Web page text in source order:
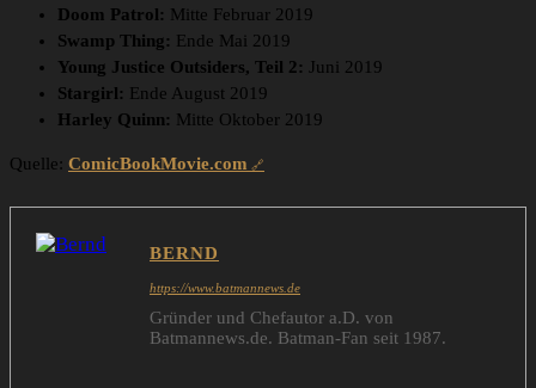
Doom Patrol: Mitte Februar 2019
Swamp Thing: Ende Mai 2019
Young Justice Outsiders, Teil 2: Juni 2019
Stargirl: Ende August 2019
Harley Quinn: Mitte Oktober 2019
Quelle: ComicBookMovie.com
BERND
https://www.batmannews.de
Gründer und Chefautor a.D. von
Batmannews.de. Batman-Fan seit 1987.